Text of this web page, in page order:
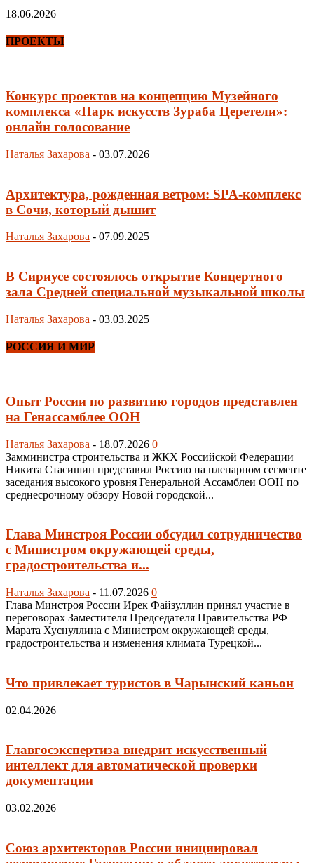
18.06.2026
ПРОЕКТЫ
Конкурс проектов на концепцию Музейного
комплекса «Парк искусств Зураба Церетели»:
онлайн голосование
Наталья Захарова - 03.07.2026
Архитектура, рожденная ветром: SPA-комплекс
в Сочи, который дышит
Наталья Захарова - 07.09.2025
В Сириусе состоялось открытие Концертного
зала Средней специальной музыкальной школы
Наталья Захарова - 03.03.2025
РОССИЯ И МИР
Опыт России по развитию городов представлен
на Генассамблее ООН
Наталья Захарова - 18.07.2026 0
Замминистра строительства и ЖКХ Российской Федерации
Никита Стасишин представил Россию на пленарном сегменте
заседания высокого уровня Генеральной Ассамблеи ООН по
среднесрочному обзору Новой городской...
Глава Минстроя России обсудил сотрудничество
с Министром окружающей среды,
градостроительства и...
Наталья Захарова - 11.07.2026 0
Глава Минстроя России Ирек Файзуллин принял участие в
переговорах Заместителя Председателя Правительства РФ
Марата Хуснуллина с Министром окружающей среды,
градостроительства и изменения климата Турецкой...
Что привлекает туристов в Чарынский каньон
02.04.2026
Главгосэкспертиза внедрит искусственный
интеллект для автоматической проверки
документации
03.02.2026
Союз архитекторов России инициировал